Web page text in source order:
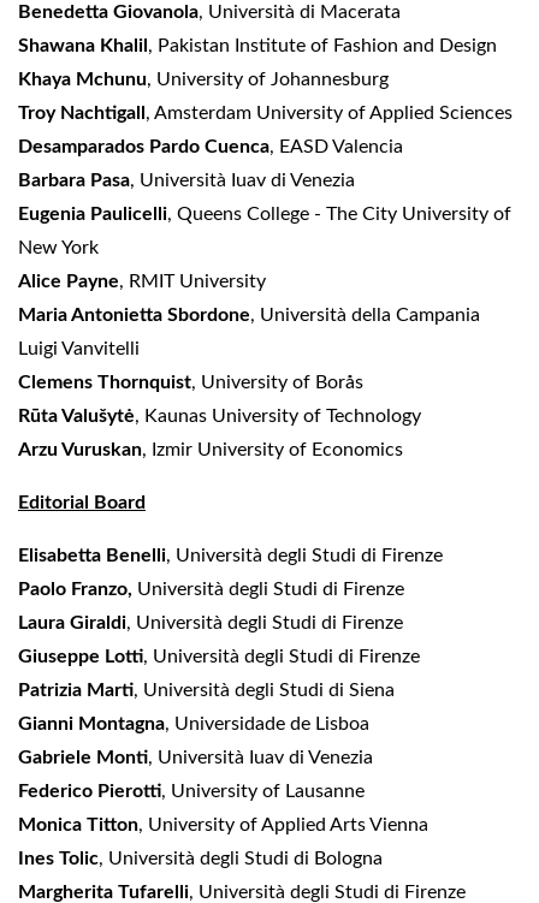
Benedetta Giovanola, Università di Macerata
Shawana Khalil , Pakistan Institute of Fashion and Design
Khaya Mchunu, University of Johannesburg
Troy Nachtigall , Amsterdam University of Applied Sciences
Desamparados Pardo Cuenca, EASD Valencia
Barbara Pasa, Università Iuav di Venezia
Eugenia Paulicelli, Queens College - The City University of
New York
Alice Payne, RMIT University
Maria Antonietta Sbordone, Università della Campania
Luigi Vanvitelli
Clemens Thornquist, University of Borås
Rūta Valušytė, Kaunas University of Technology
Arzu Vuruskan, Izmir University of Economics
Editorial Board
Elisabetta Benelli, Università degli Studi di Firenze
Paolo Franzo, Università degli Studi di Firenze
Laura Giraldi, Università degli Studi di Firenze
Giuseppe Lotti, Università degli Studi di Firenze
Patrizia Marti, Università degli Studi di Siena
Gianni Montagna, Universidade de Lisboa
Gabriele Monti, Università Iuav di Venezia
Federico Pierotti, University of Lausanne
Monica Titton, University of Applied Arts Vienna
Ines Tolic, Università degli Studi di Bologna
Margherita Tufarelli, Università degli Studi di Firenze